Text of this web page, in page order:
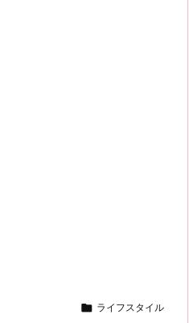
 ライフスタイル